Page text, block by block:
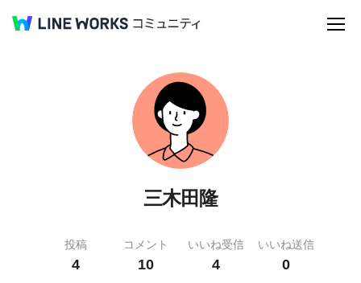
三木田隆
投稿
4
コメント
10
いいね受信
4
いいね送信
0